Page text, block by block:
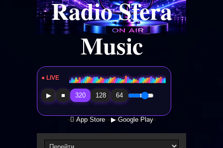
Radio Sfera
Music
● LIVE Radio Sfera Music
▶ ■ 320 128 64
 App Store ▶ Google Play